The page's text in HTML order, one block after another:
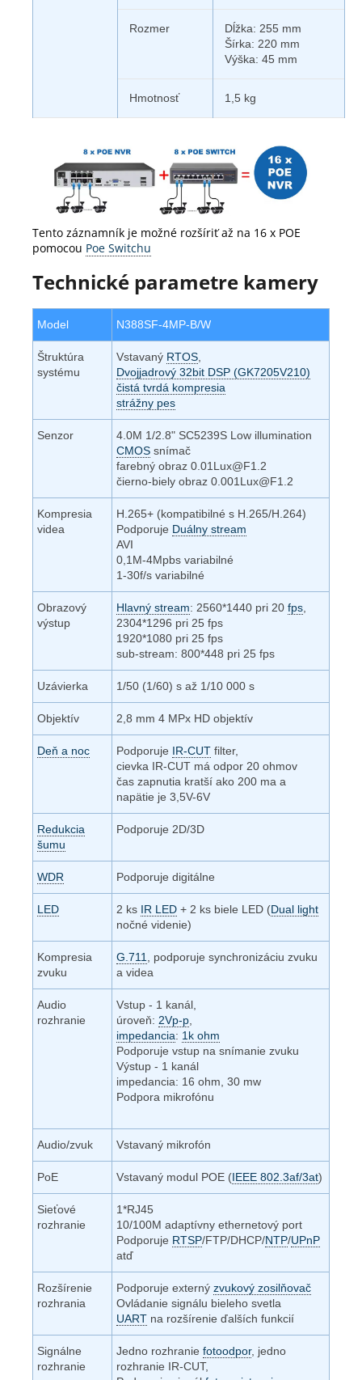
Rozmer
Dĺžka: 255 mm
Šírka: 220 mm
Výška: 45 mm
Hmotnosť 1,5 kg
Tento záznamník je možné rozšíriť až na 16 x POE
pomocou Poe Switchu
Technické parametre kamery
Model N388SF-4MP-B/W
Štruktúra
systému
Vstavaný RTOS,
Dvojjadrový 32bit DSP (GK7205V210)
čistá tvrdá kompresia
strážny pes
Senzor
4.0M 1/2.8" SC5239S Low illumination
CMOS snímač
farebný obraz 0.01Lux@F1.2
čierno-biely obraz 0.001Lux@F1.2
Kompresia
videa
H.265+ (kompatibilné s H.265/H.264)
Podporuje Duálny stream
AVI
0,1M-4Mpbs variabilné
1-30f/s variabilné
Obrazový
výstup
Hlavný stream: 2560*1440 pri 20 fps,
2304*1296 pri 25 fps
1920*1080 pri 25 fps
sub-stream: 800*448 pri 25 fps
Uzávierka 1/50 (1/60) s až 1/10 000 s
Objektív 2,8 mm 4 MPx HD objektív
Deň a noc Podporuje IR-CUT filter,
cievka IR-CUT má odpor 20 ohmov
čas zapnutia kratší ako 200 ma a
napätie je 3,5V-6V
Redukcia
šumu
Podporuje 2D/3D
WDR Podporuje digitálne
LED 2 ks IR LED + 2 ks biele LED (Dual light
nočné videnie)
Kompresia
zvuku
G.711, podporuje synchronizáciu zvuku
a videa
Audio
rozhranie
Vstup - 1 kanál,
úroveň: 2Vp-p,
impedancia: 1k ohm
Podporuje vstup na snímanie zvuku
Výstup - 1 kanál
impedancia: 16 ohm, 30 mw
Podpora mikrofónu
Audio/zvuk Vstavaný mikrofón
PoE Vstavaný modul POE (IEEE 802.3af/3at)
Sieťové
rozhranie
1*RJ45
10/100M adaptívny ethernetový port
Podporuje RTSP/FTP/DHCP/NTP/UPnP
atď
Rozšírenie
rozhrania
Podporuje externý zvukový zosilňovač
Ovládanie signálu bieleho svetla
UART na rozšírenie ďalších funkcií
Signálne
rozhranie
Jedno rozhranie fotoodpor, jedno
rozhranie IR-CUT,